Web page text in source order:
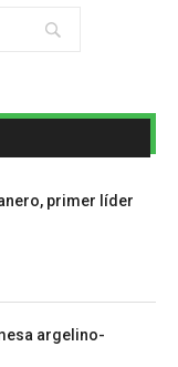
primer líder
argelino-